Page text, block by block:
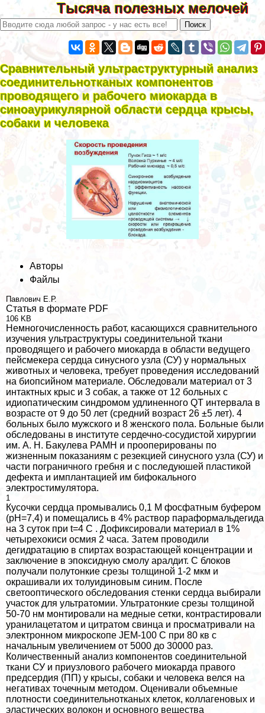
Тысяча полезных мелочей
Сравнительный ультраструктурный анализ
соединительнотканых компонентов
проводящего и рабочего миокарда в
синоаурикулярной области сердца крысы,
собаки и человека
Авторы
Файлы
Павлович Е.Р.
Статья в формате PDF
106 KB
Немногочисленность работ, касающихся сравнительного
изучения ультраструктуры соединительной ткани
проводящего и рабочего миокарда в области ведущего
пейсмекера сердца синусного узла (СУ) у нормальных
животных и человека, требует проведения исследований
на биопсийном материале. Обследовали материал от 3
интактных крыс и 3 собак, а также от 12 больных с
идиопатическим синдромом удлиненного QT интервала в
возрасте от 9 до 50 лет (средний возраст 26 ±5 лет). 4
больных было мужского и 8 женского пола. Больные были
обследованы в институте сердечно-сосудистой хирургии
им. А. Н. Бакулева РАМН и прооперированы по
жизненным показаниям с резекцией синусного узла (СУ) и
части пограничного гребня и с последуюшей пластикой
дефекта и имплантацией им бифокального
электростимулятора.
1
Кусочки сердца промывались 0,1 М фосфатным буфером
(рН=7,4) и помещались в 4% раствор параформальдегида
на 3 суток при t=4 С . Дофиксировали материал в 1%
четырехокиси осмия 2 часа. Затем проводили
дегидратацию в спиртах возрастающей концентрации и
заключение в эпоксидную смолу аралдит. С блоков
получали полутонкие срезы толщиной 1-2 мкм и
окрашивали их толуидиновым синим. После
светооптического обследования стенки сердца выбирали
участок для ультратомии. Ультратонкие срезы толщиной
50-70 нм монтировали на медные сетки, контрастировали
уранилацетатом и цитратом свинца и просматривали на
электронном микроскопе JEM-100 C при 80 кв с
начальным увеличением от 5000 до 30000 раз.
Количественный анализ компонентов соединительной
ткани СУ и приузлового рабочего миокарда правого
предсердия (ПП) у крысы, собаки и человека велся на
негативах точечным методом. Оценивали объемные
плотности соединительнотканых клеток, коллагеновых и
эластических волокон и основного вещества